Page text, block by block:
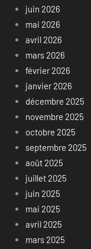
juin 2026
mai 2026
avril 2026
mars 2026
février 2026
janvier 2026
décembre 2025
novembre 2025
octobre 2025
septembre 2025
août 2025
juillet 2025
juin 2025
mai 2025
avril 2025
mars 2025